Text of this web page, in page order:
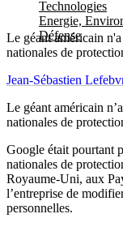
Technologies
Energie,
Défense
Le géant américain
nationales de
Jean-Sébastien
Le géant américain
nationales de
Google était pourtant
nationales de
Royaume-Uni, aux
l’entreprise de
personnelles.